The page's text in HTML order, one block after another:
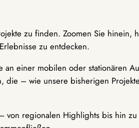
zu finden. Zoomen Sie hinein,
zu entdecken.
einer mobilen oder stationären
die – wie unsere bisherigen
von regionalen Highlights bis hin